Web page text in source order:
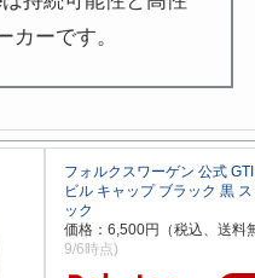
カーです。
フォルクスワーゲン 公式
ビル キャップ ブラック 黒
ック
価格：6,500円（税込、送料
9/6時点)